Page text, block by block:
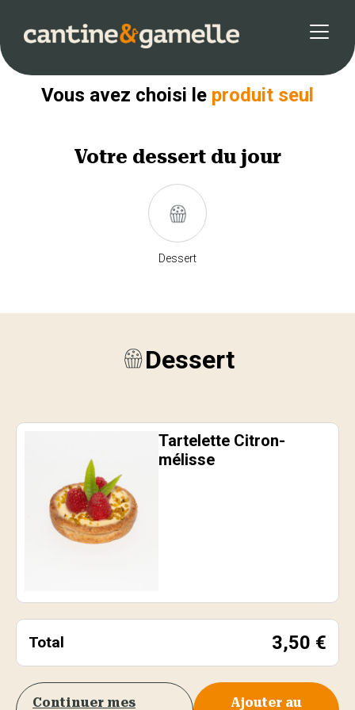
Vous avez choisi le produit seul
Votre dessertdu jour
Dessert
Dessert
Tartelette Citron-
mélisse
Total 3,50 €
Continuer mes
Ajouter au